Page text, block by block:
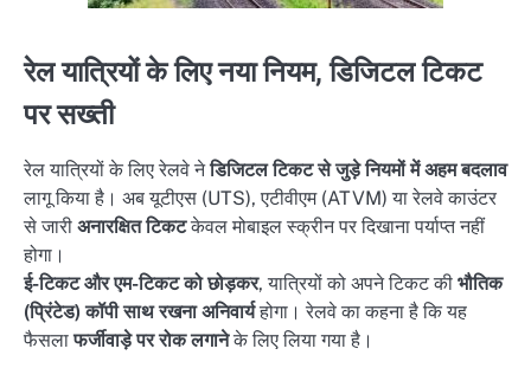
रेल यात्रियों के लिए नया नियम, डिजिटल टिकट
पर सख्ती
रेल यात्रियों के लिए रेलवे नेडिजिटल टिकट से जुड़े नियमों में अहम बदलाव
लागू किया है। अब यूटीएस (UTS), एटीवीएम (ATVM) या रेलवे काउंटर
से जारी अनारक्षित टिकटकेवल मोबाइल स्क्रीन पर दिखाना पर्याप्त नहीं
होगा।
ई-टिकट और एम-टिकट को छोड़कर, यात्रियों को अपने टिकट की भौतिक
(प्रिंटेड) कॉपी साथ रखना अनिवार्यहोगा। रेलवे का कहना है कि यह
फैसलाफर्जीवाड़े पर रोक लगानेके लिए लिया गया है।